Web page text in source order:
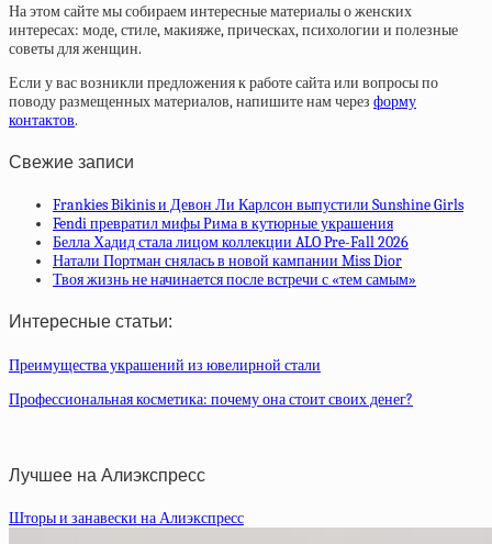
На этом сайте мы собираем интересные материалы о женских
интересах: моде, стиле, макияже, прическах, психологии и полезные
советы для женщин.
Если у вас возникли предложения к работе сайта или вопросы по
поводу размещенных материалов, напишите нам через форму
контактов.
Свежие записи
Frankies Bikinis и Девон Ли Карлсон выпустили Sunshine Girls
Fendi превратил мифы Рима в кутюрные украшения
Белла Хадид стала лицом коллекции ALO Pre-Fall 2026
Натали Портман снялась в новой кампании Miss Dior
Твоя жизнь не начинается после встречи с «тем самым»
Интересные статьи:
Преимущества украшений из ювелирной стали
Профессиональная косметика: почему она стоит своих денег?
Лучшее на Алиэкспресс
Шторы и занавески на Алиэкспресс